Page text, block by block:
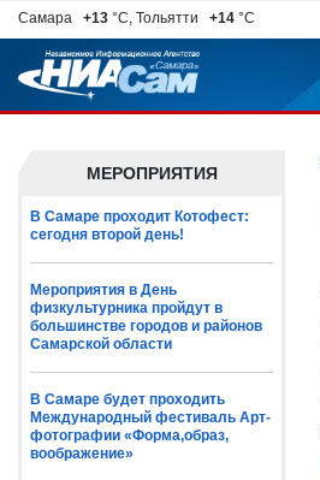
Самара +13 °C, Тольятти +14 °C
МЕРОПРИЯТИЯ
В Самаре проходит Котофест:
сегодня второй день!
Мероприятия в День
физкультурника пройдут в
большинстве городов и районов
Самарской области
В Самаре будет проходить
Международный фестиваль Арт-
фотографии «Форма,образ,
воображение»